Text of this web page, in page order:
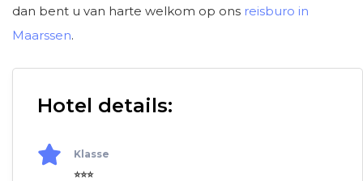
dan bent u van harte welkom op ons reisburo in
Maarssen.
Hotel details:
Klasse
⭐⭐⭐